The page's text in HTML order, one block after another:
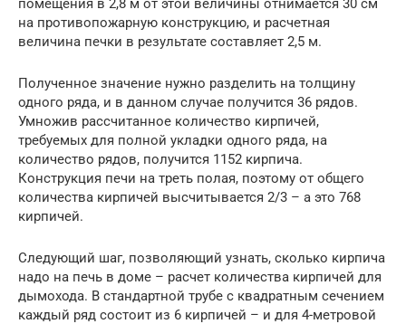
помещения в 2,8 м от этой величины отнимается 30 см
на противопожарную конструкцию, и расчетная
величина печки в результате составляет 2,5 м.
Полученное значение нужно разделить на толщину
одного ряда, и в данном случае получится 36 рядов.
Умножив рассчитанное количество кирпичей,
требуемых для полной укладки одного ряда, на
количество рядов, получится 1152 кирпича.
Конструкция печи на треть полая, поэтому от общего
количества кирпичей высчитывается 2/3 – а это 768
кирпичей.
Следующий шаг, позволяющий узнать, сколько кирпича
надо на печь в доме – расчет количества кирпичей для
дымохода. В стандартной трубе с квадратным сечением
каждый ряд состоит из 6 кирпичей – и для 4-метровой